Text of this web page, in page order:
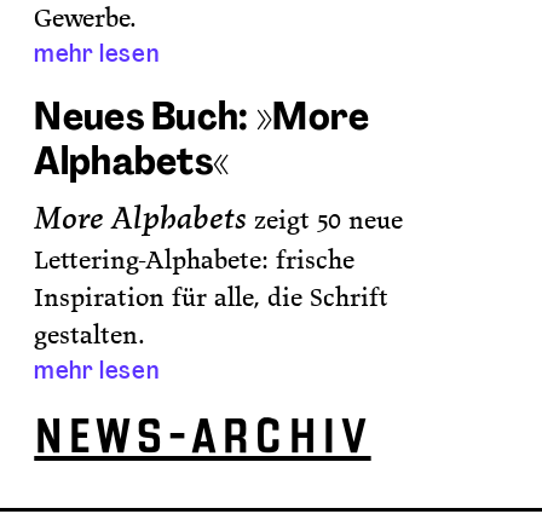
Gewerbe.
mehr lesen
Neues Buch: »More
Alphabets«
More Alphabetszeigt 50 neue
Lettering-Alphabete: frische
Inspirationfür alle, die Schrift
gestalten.
mehr lesen
NEWS-ARCHIV